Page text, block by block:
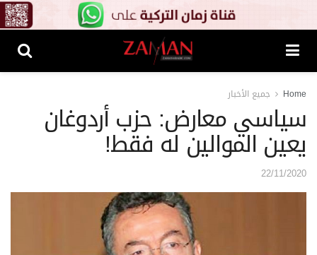
Home جميع الأخبار
سياسي معارض: حزب أردوغان
يعين الموالين له فقط!
22/11/2020